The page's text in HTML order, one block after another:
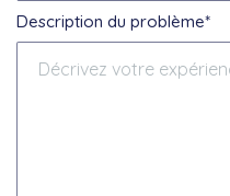
Description du problème*